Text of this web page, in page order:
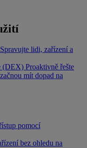
Spravujte lidi, zařízení a
(DEX) Proaktivně řešte
mít dopad na
pomocí
bez ohledu na